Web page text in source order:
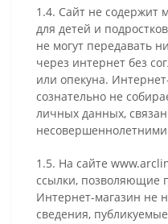
1.4. Сайт не содержит
для детей и
не могут передавать
через интернет без
или опекуна.
сознательно не
личных данных,
1.5. На сайте
ссылки, позволяющие
Интернет-магазин не
сведения,